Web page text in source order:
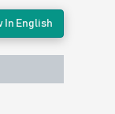
In English